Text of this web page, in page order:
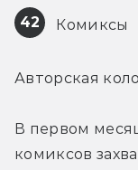
42 Комиксы
Авторская
В первом
комиксов